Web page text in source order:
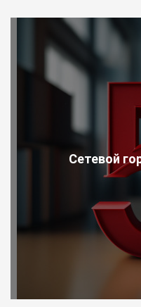
Сетевой